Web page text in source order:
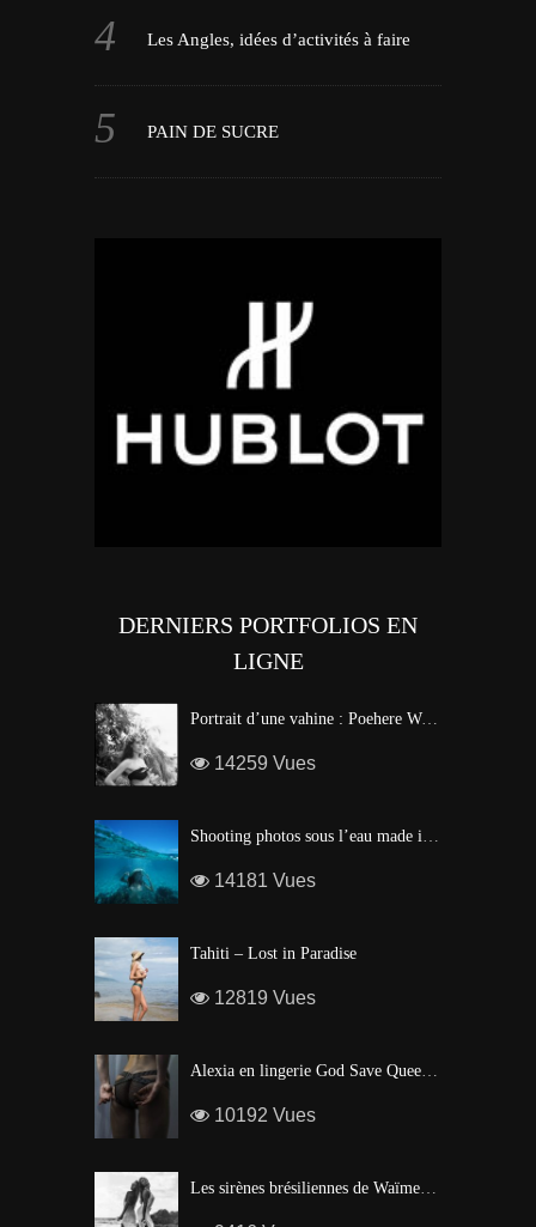
Les Angles, idées d’activités à faire
PAIN DE SUCRE
DERNIERS PORTFOLIOS EN
LIGNE
Portrait d’une vahine : Poehere Wilson, Miss Tahiti 2010
14259 Vues
Shooting photos sous l’eau made in Tahiti
14181 Vues
Tahiti – Lost in Paradise
12819 Vues
Alexia en lingerie God Save Queen | Brigade Mondaine – Paris
10192 Vues
Les sirènes brésiliennes de Waïmea Bay – Hawaï